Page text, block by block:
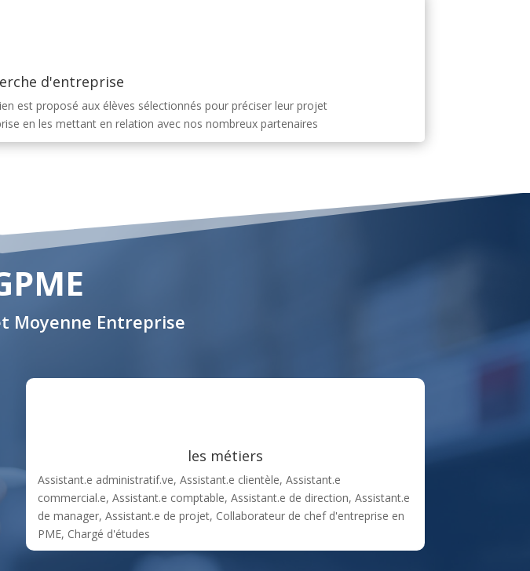
d'entreprise
est proposé aux élèves sélectionnés pour préciser leur projet
en les mettant en relation avec nos nombreux partenaires
Moyenne Entreprise
les métiers
Assistant.e administratif.ve, Assistant.e clientèle, Assistant.e
commercial.e, Assistant.e comptable, Assistant.e de direction, Assistant.e
de manager, Assistant.e de projet, Collaborateur de chef d'entreprise en
PME, Chargé d'études